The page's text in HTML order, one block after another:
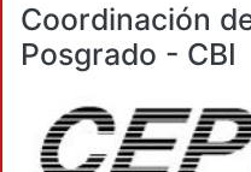
Coordinación
Posgrado - CBI